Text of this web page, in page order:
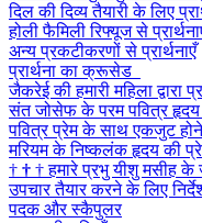
दिल की दिव्य तैयारी के लिए
होली फैमिली रिफ्यूज से
अन्य प्रकटीकरणों से प्रार्थनाएँ
प्रार्थना का क्रूसेड
जैकरेई की हमारी महिला द्वारा
संत जोसेफ के परम पवित्र हृदय
पवित्र प्रेम के साथ एकजुट होने
मरियम के निष्कलंक हृदय की
† † † हमारे प्रभु यीशु मसीह
उपचार तैयार करने के लिए
पदक और स्कैपुलर